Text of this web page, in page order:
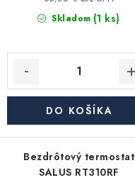
Skladom (1 ks)
DO KOŠÍKA
Bezdrôtový termostat
SALUS RT310RF